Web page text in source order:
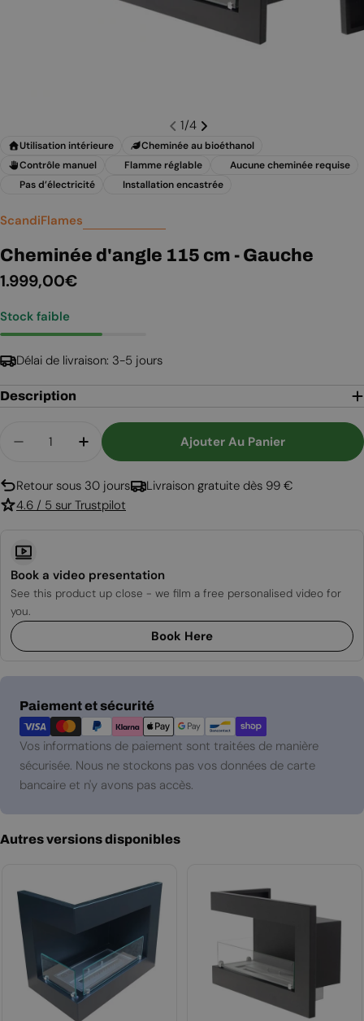
1/4
Utilisation intérieure
Cheminée au bioéthanol
Contrôle manuel
Flamme réglable
Aucune cheminée requise
Pas d’électricité
Installation encastrée
ScandiFlames
Cheminée d'angle 115 cm - Gauche
Prix
régulier
1.999,00€
Stock faible
Délai de livraison: 3-5 jours
Description
Diminuer La Quantité Pour Cheminée
Augmenter La Quantité Pour
Ajouter Au Panier
Retour sous 30 jours
Livraison gratuite dès 99 €
4.6 / 5 sur Trustpilot
Book a video presentation
See this product up close - we film a free personalised video for
you.
Book Here
Paiement et sécurité
Modes
de
paiement
Vos informations de paiement sont traitées de manière
sécurisée. Nous ne stockons pas vos données de carte
bancaire et n'y avons pas accès.
Autres versions disponibles